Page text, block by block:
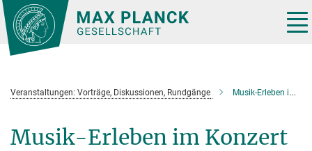
Hauptinhalt
Veranstaltungen: Vorträge, Diskussionen, Rundgänge Musik-Erleben im Konzert
Musik-Erleben im Konzert